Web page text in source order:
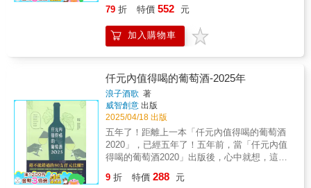
精通葡萄酒》，這是很享受的閱讀經驗。內容
清楚，插圖容易理解。這本書真的比《Wine
Folly看圖學葡萄酒》更進了一階，提供你所需
值！
覆了這個體制。」 岡本英史（宇介男孩）：
「世界上只有我的酒廠才有晚腐病葡萄酒吧。
感染了晚腐病的葡萄本身並不會散發不良氣
味。雖然在日本是典型疾病，或許不該去克服
它，而是試著去活用，說不定反而會成為土地
的恩賜。」 ★熱血推薦★ 「『葡萄酒不是
釀出來的，是種出來的』，看見了這點的男孩
們，在葡萄園裡，奮力長出了堅韌的釀酒師生
命。」──顧瑋／ReWine Project主理人
「原來我也跟曾我先生在同一塊土地上做過類
似的事情，最後我們都從自然中找到了一些屬
於自己的方向。」──Kenny／肯自然Can
Nature負責人 「這類不是採購型錄或入門指
南，卻蘊含豐沛知識與感性的中文酒書，是最
科學角度剖析葡萄酒的香氣、成分與人類的感
何將這些知識化為直覺，建立出專屬個人的系
統化思維庫，進而在盲品測試中做出自信且準
確的判斷。書中更有大量圖解與照片搭配重點
侍酒師與葡萄酒資格考試，本書都將成為你的
得力助手，帶你突破感官極限，走進專業品酒
師的世界，體驗一場兼具深度與樂趣的品飲之
旅。好評推薦世界冠軍侍酒師 田崎真也台灣葡
萄酒盲飲大賽主辦單位 莊才勳瓶中信葡萄酒品
牌創辦人 沈芸可Célia葡萄酒講師．作家 屈享
平台灣首位香檳大師 萊特（林才右）《微醺倫
萄酒世界遠比想像中來得遼闊，就是學習葡萄
酒的開始！ 國際獲獎無數、全球最受歡迎的
葡萄酒自學網站WINEFOLLY.COM，擅長將艱
內容，納入輕薄好攜的開本，讓入門新手一目
瞭然，進階學習者觸類旁通，專家拍案叫絕。
如果只能讀一本葡萄酒書，《看圖學葡萄酒》
是你最聰明的選擇。 全視覺圖解的無痛學習經
驗 5種影響風味的基礎特徵 一定要知道
的品飲、侍酒、餐搭技巧 55種葡萄酒
類型 20張產區地圖首刷隨書 隨書贈送餐酒
搭配摺頁手冊 名人推薦 葡萄酒很好玩。它
複雜、活生生又充滿意義。葡萄酒值得成為你
79 折 特價 552 元
加入購物車
仟元內值得喝的葡萄酒-2025年
浪子酒歌 著
威智創意 出版
2025/04/18 出版
五年了！ 距離上一本「仟元內值得喝的葡萄酒
2020」，已經五年了！ 五年前，當「仟元內值
得喝的葡萄酒2020」出版後，心中就想，這應
了。當時會認為是最後一本，不外乎從2015到
9 折 特價 288 元